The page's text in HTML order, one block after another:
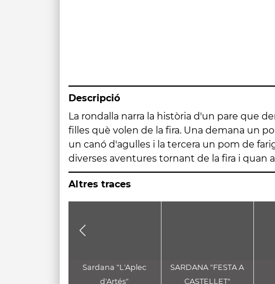
Descripció
La rondalla narra la història d'un pare que
filles què volen de la fira. Una demana un
un canó d'agulles i la tercera un pom de
diverses aventures tornant de la fira i quan
ha oblidat què havien demanat les
escolten la rondalla. El públic repeteix les
fins que s'arriba a la tercera: quan algú diu "Un
Altres traces
Sardana "L'Aplec
d'Artés"
SARDANA "FESTA A
CASTELLET"